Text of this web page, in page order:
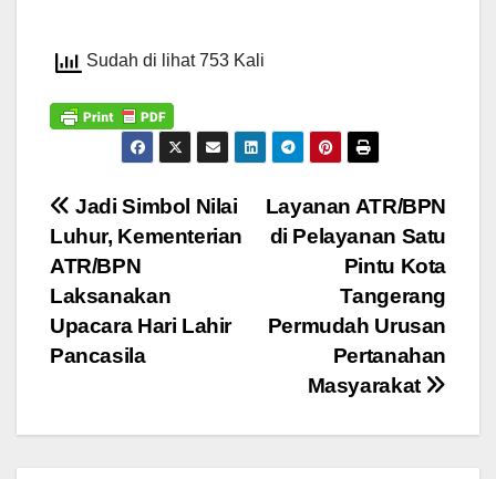
Sudah di lihat 753 Kali
Navigasi
pos
Layanan ATR/BPN
di Pelayanan Satu
Pintu Kota
Tangerang
Permudah Urusan
Pertanahan
Masyarakat
Jadi Simbol Nilai
Luhur, Kementerian
ATR/BPN
Laksanakan
Upacara Hari Lahir
Pancasila